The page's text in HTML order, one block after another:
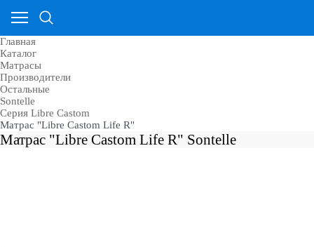
Главная
Каталог
Матрасы
Производители
Остальные
Sontelle
Cерия Libre Castom
Матрас "Libre Castom Life R"
Матрас "Libre Castom Life R" Sontelle